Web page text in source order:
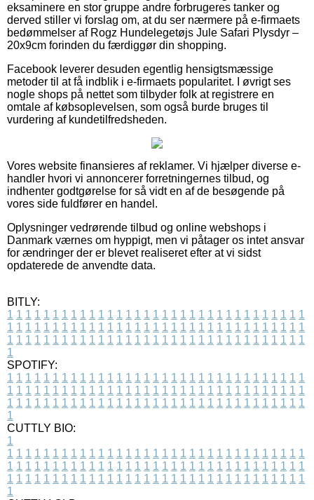
eksaminere en stor gruppe andre forbrugeres tanker og
derved stiller vi forslag om, at du ser nærmere på e-firmaets
bedømmelser af Rogz Hundelegetøjs Jule Safari Plysdyr –
20x9cm forinden du færdiggør din shopping.
Facebook leverer desuden egentlig hensigtsmæssige
metoder til at få indblik i e-firmaets popularitet. I øvrigt ses
nogle shops på nettet som tilbyder folk at registrere en
omtale af købsoplevelsen, som også burde bruges til
vurdering af kundetilfredsheden.
Vores website finansieres af reklamer. Vi hjælper diverse e-
handler hvori vi annoncerer forretningernes tilbud, og
indhenter godtgørelse for så vidt en af de besøgende på
vores side fuldfører en handel.
Oplysninger vedrørende tilbud og online webshops i
Danmark værnes om hyppigt, men vi påtager os intet ansvar
for ændringer der er blevet realiseret efter at vi sidst
opdaterede de anvendte data.
BITLY:
1 1 1 1 1 1 1 1 1 1 1 1 1 1 1 1 1 1 1 1 1 1 1 1 1 1 1 1 1 1 1 1 1
1 1 1 1 1 1 1 1 1 1 1 1 1 1 1 1 1 1 1 1 1 1 1 1 1 1 1 1 1 1 1 1 1
1 1 1 1 1 1 1 1 1 1 1 1 1 1 1 1 1 1 1 1 1 1 1 1 1 1 1 1 1 1 1 1 1
1
SPOTIFY:
1 1 1 1 1 1 1 1 1 1 1 1 1 1 1 1 1 1 1 1 1 1 1 1 1 1 1 1 1 1 1 1 1
1 1 1 1 1 1 1 1 1 1 1 1 1 1 1 1 1 1 1 1 1 1 1 1 1 1 1 1 1 1 1 1 1
1 1 1 1 1 1 1 1 1 1 1 1 1 1 1 1 1 1 1 1 1 1 1 1 1 1 1 1 1 1 1 1 1
1
CUTTLY BIO:
1
1 1 1 1 1 1 1 1 1 1 1 1 1 1 1 1 1 1 1 1 1 1 1 1 1 1 1 1 1 1 1 1 1
1 1 1 1 1 1 1 1 1 1 1 1 1 1 1 1 1 1 1 1 1 1 1 1 1 1 1 1 1 1 1 1 1
1 1 1 1 1 1 1 1 1 1 1 1 1 1 1 1 1 1 1 1 1 1 1 1 1 1 1 1 1 1 1 1 1
1